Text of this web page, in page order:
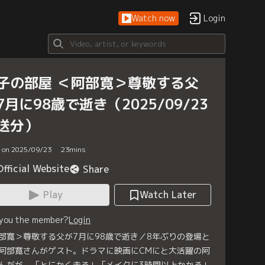
Watch now Login
の部屋 ＜阿部寛＞尊敬する父
月に98歳で逝き（2025/09/23
分）
on 2025/09/23 23mins
Website
Share
Play
Watch Later
the member?Login
寛＞尊敬する父が7月に98歳で逝き／8年ぶりの登場と
部寛さんがゲスト。ドラマに映画にCMにと大活躍の阿